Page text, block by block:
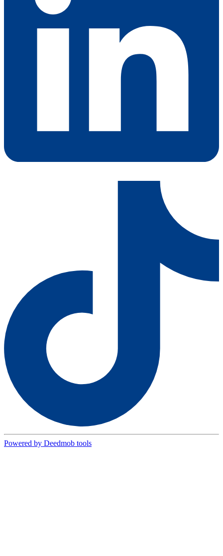
Powered by Deedmob tools